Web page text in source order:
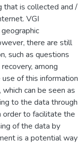
that is collected and /
VGI
there are still
such as questions
among
of this information
can be seen as
to the data through
order to facilitate the
of the data by
is a potential way